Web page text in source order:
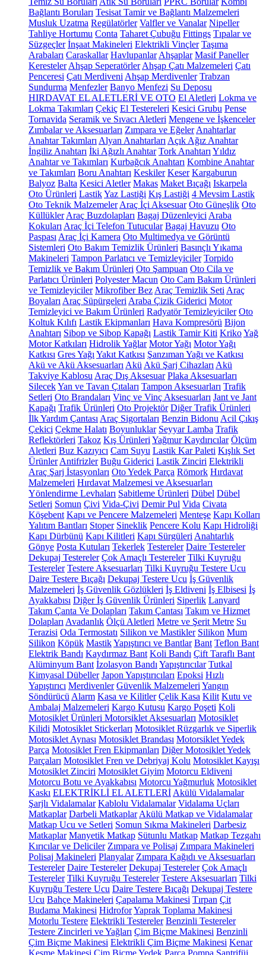
Bağlantı Boruları Tesisat Tamir ve Bağlantı Malzemeleri
Musluk Uzatma Regülatörler Valfler ve Vanalar Nipeller
Tahliye Hortumu Conta Taharet Çubuğu Fittings Tıpalar ve
Süzgeçler İnşaat Makineleri Elektrikli Vinçler Taşıma
Arabaları Caraskallar Havlupanlar Ahşaplar Masif Paneller
Keresteler Ahşap Seperatörler Ahşap Çatı Malzemeleri Çatı
Penceresi Çatı Merdiveni Ahşap Merdivenler Trabzan
Sundurma Menfezler Banyo Menfezi Su Deposu
HIRDAVAT EL ALETLERİ VE OTO El Aletleri Lokma ve
Lokma Takımları Çekiç El Testereleri Kesici Grubu Pense
Tornavida Seramik ve Sıvacı Aletleri Mengene ve İşkenceler
Zımbalar ve Aksesuarları Zımpara ve Eğeler Anahtarlar
Anahtar Takımları Alyan Anahtarları Açık Ağız Anahtar
İngiliz Anahtarı İki Ağızlı Anahtar Tork Anahtarı Yıldız
Anahtar ve Takımları Kurbağcık Anahtarı Kombine Anahtar
ve Takımları Boru Anahtarı Keskiler Keser Kargaburun
Balyoz Balta Kesici Aletler Makas Maket Bıçağı Iskarpela
Oto Ürünleri LastikYaz Lastiği Kış Lastiği 4 Mevsim Lastik
Oto Teknik Malzemeler Araç İçi Aksesuar Oto Güneşlik Oto
Küllükler Araç Buzdolapları Bagaj Düzenleyici Araba
Kokuları Araç İçi Telefon Tutucular Bagaj Havuzu Oto
Paspası Araç İçi Kamera Oto Multimedya ve Görüntü
Sistemleri Oto Bakım Temizlik Ürünleri Basınçlı Yıkama
Makineleri Tampon Parlatıcı ve Temizleyiciler Torpido
Temizlik ve Bakım Ürünleri Oto Şampuan Oto Cila ve
Parlatıcı Ürünleri Polyester Macun Oto Cam Bakım Ürünleri
ve Temizleyiciler Mikrofiber Bez Araç Temizlik Seti Araç
Boyaları Araç Süpürgeleri Araba Çizik Giderici Motor
Temizleyici ve Bakım Ürünleri Radyatör Temizleyiciler Oto
Koltuk Kılıfı Lastik Ekipmanları Hava Kompresörü Bijon
Anahtarı Sibop ve Sibop Kapağı Lastik Tamir Kiti KrikoYağ
Motor Katkıları Hidrolik Yağlar Motor Yağı Motor Yağı
Katkısı Gres Yağı Yakıt Katkısı Şanzıman Yağı ve Katkısı
Akü ve Akü Aksesuarları Akü Akü Şarj Cihazları Akü
Takviye Kablosu Araç Dış Aksesuar Plaka Aksesuarları
SilecekYan ve Tavan Çıtaları Tampon Aksesuarları Trafik
Setleri Oto Brandaları Vinç ve Vinç Aksesuarları Jant ve Jant
Kapağı Trafik Ürünleri Oto Projektör Diğer Trafik Ürünleri
İlk Yardım Çantası Araç Sigortaları Benzin Bidonu Acil Çıkış
Çekici Çekme Halatı Boyunluklar Seyyar Lamba Trafik
Reflektörleri Takoz Kış Ürünleri Yağmur Kaydırıcılar Ölçüm
Aletleri Buz Kazıyıcı Cam Suyu Lastik Kar Paleti Kışlık Set
Ürünler Antifrizler Buğu Giderici Lastik Zinciri Elektrikli
Araç Şarj İstasyonları Oto Yedek Parça Römork Hırdavat
Malzemeleri Hırdavat Malzemesi ve Aksesuarları
Yönlendirme Levhaları Sabitleme Ürünleri Dübel Dübel
Setleri Somun Çivi Vida-Çivi Demir Pul Vida Civata
Köşebent Kapı ve Pencere Malzemeleri Menteşe Kapı Kolları
Yalıtım Bantları Stoper Sineklik Pencere Kolu Kapı Hidroliği
Kapı Dürbünü Kapı Kilitleri Kapı Sürgüleri Anahtarlık
Gönye Posta Kutuları Tekerlek Testereler Daire Testereler
Dekupaj Testereler Çok Amaçlı Testereler Tilki Kuyruğu
Testereler Testere Aksesuarları Tilki Kuyruğu Testere Ucu
Daire Testere Bıçağı Dekupaj Testere Ucu İş Güvenlik
Malzemeleri İş Güvenlik Gözlükleri İş Eldiveni İş Elbisesi İş
Ayakkabısı Diğer İş Güvenlik Ürünleri Siperlik Lanyard
Takım Çanta Ve Dolapları Takım Çantası Takım ve Hizmet
Dolapları Avadanlık Ölçü Aletleri Metre ve Şerit Metre Su
Terazisi Oda Termostatı Silikon ve Mastikler Silikon Mum
Silikon Köpük MastikYapıştırıcı ve Bantlar Bant Teflon Bant
Elektrik Bandı Kaydırmaz Bant Koli Bandı Çift Taraflı Bant
Alüminyum Bant İzolasyon Bandı Yapıştırıcılar Tutkal
Kimyasal Dübeller Japon Yapıştırıcıları Epoksi Hızlı
Yapıştırıcı Merdivenler Güvenlik Malzemeleri Yangın
Söndürücü Alarm Kasa ve Kilitler Çelik Kasa Kilit Kutu ve
Ambalaj Malzemeleri Kargo Kutusu Kargo Poşeti Koli
Motosiklet Ürünleri Motorsiklet Aksesuarları Motosiklet
Kilidi Motosiklet Stickerları Motosiklet Rüzgarlık ve Siperlik
Motosiklet Aynası Motosiklet Brandası Motorsiklet Yedek
Parça Motosiklet Fren Ekipmanları Diğer Motosiklet Yedek
Parçaları Motosiklet Fren ve Debriyaj Kolu Motosiklet Kayışı
Motosiklet Zinciri Motosiklet Giyim Motorcu Eldiveni
Motorcu Botu ve Ayakkabısı Motorcu Yağmurluk Motosiklet
Kaskı ELEKTRİKLİ EL ALETLERİ Akülü Vidalamalar
Şarjlı Vidalamalar Kablolu Vidalamalar Vidalama Uçları
Matkaplar Darbeli Matkaplar Akülü Matkap ve Vidalamalar
Matkap Ucu ve Setleri Somun Sıkma Makineleri Darbesiz
Matkaplar Manyetik Matkap Sütunlu Matkap Matkap Tezgahı
Kırıcılar ve Deliciler Zımpara ve Polisaj Zımpara Makineleri
Polisaj Makineleri Planyalar Zımpara Kağıdı ve Aksesuarları
Testereler Daire Testereler Dekupaj Testereler Çok Amaçlı
Testereler Tilki Kuyruğu Testereler Testere Aksesuarları Tilki
Kuyruğu Testere Ucu Daire Testere Bıçağı Dekupaj Testere
Ucu Bahçe Makineleri Çapalama Makinesi Tırpan Çit
Budama Makinesi HidroforYaprak Toplama Makinesi
Motorlu Testere Elektrikli Testereler Benzinli Testereler
Testere Zincirleri ve Yağları Çim Biçme Makinesi Benzinli
Çim Biçme Makinesi Elektrikli Çim Biçme Makinesi Kenar
Kesme Makinesi Çim Biçme Yedek Parça Pompa Santrifüj